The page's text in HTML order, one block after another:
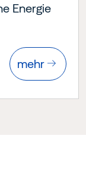
Energie
mehr